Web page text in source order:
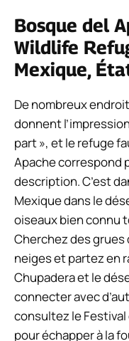
Bosque del
Wildlife
Mexique,
De nombreux
donnent
part », et le refuge
Apache correspond
description. C’est
Mexique dans le
oiseaux bien connu
Cherchez des grues
neiges et partez en
Chupadera et le
connecter avec
consultez le Festival
pour échapper à la